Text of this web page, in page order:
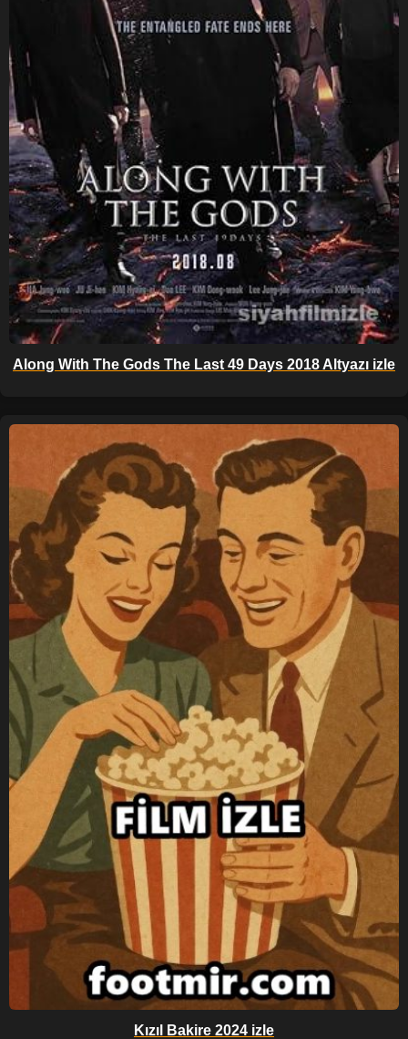
Along With The Gods The Last 49 Days 2018 Altyazı izle
Kızıl Bakire 2024 izle